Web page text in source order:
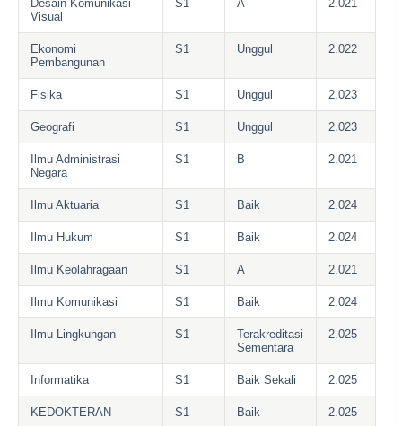
Desain Komunikasi
Visual
S1 A 2.021
Ekonomi
Pembangunan
S1 Unggul 2.022
Fisika S1 Unggul 2.023
Geografi S1 Unggul 2.023
Ilmu Administrasi
Negara
S1 B 2.021
Ilmu Aktuaria S1 Baik 2.024
Ilmu Hukum S1 Baik 2.024
Ilmu Keolahragaan S1 A 2.021
Ilmu Komunikasi S1 Baik 2.024
Ilmu Lingkungan S1
Terakreditasi
Sementara
2.025
Informatika S1 Baik Sekali 2.025
KEDOKTERAN S1 Baik 2.025